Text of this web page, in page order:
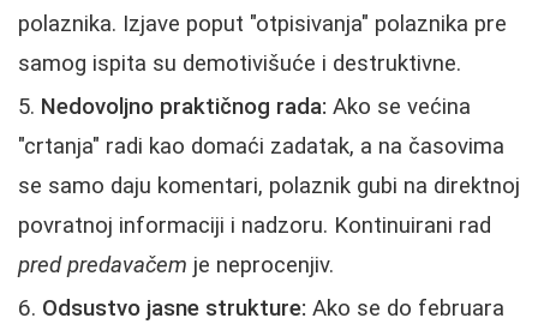
polaznika. Izjave poput "otpisivanja" polaznika pre
samog ispita su demotivišuće i destruktivne.
Nedovoljno praktičnog rada: Ako se većina
"crtanja" radi kao domaći zadatak, a na časovima
se samo daju komentari, polaznik gubi na direktnoj
povratnoj informaciji i nadzoru. Kontinuirani rad
pred predavačem je neprocenjiv.
Odsustvo jasne strukture: Ako se do februara